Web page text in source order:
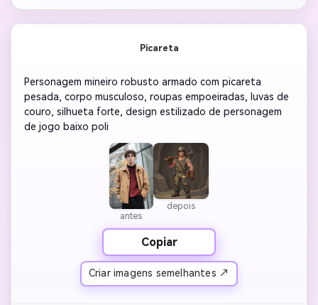
Picareta
Personagem mineiro robusto armado com picareta
pesada, corpo musculoso, roupas empoeiradas, luvas de
couro, silhueta forte, design estilizado de personagem
de jogo baixo poli
antes
depois
Copiar
Criar imagens semelhantes ↗